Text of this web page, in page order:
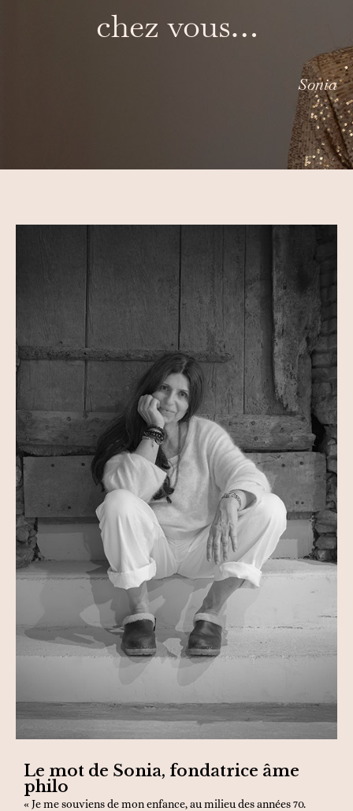
chez vous…
Sonia
Le mot de Sonia, fondatrice âme
philo
« Je me souviens de mon enfance, au milieu des années 70.